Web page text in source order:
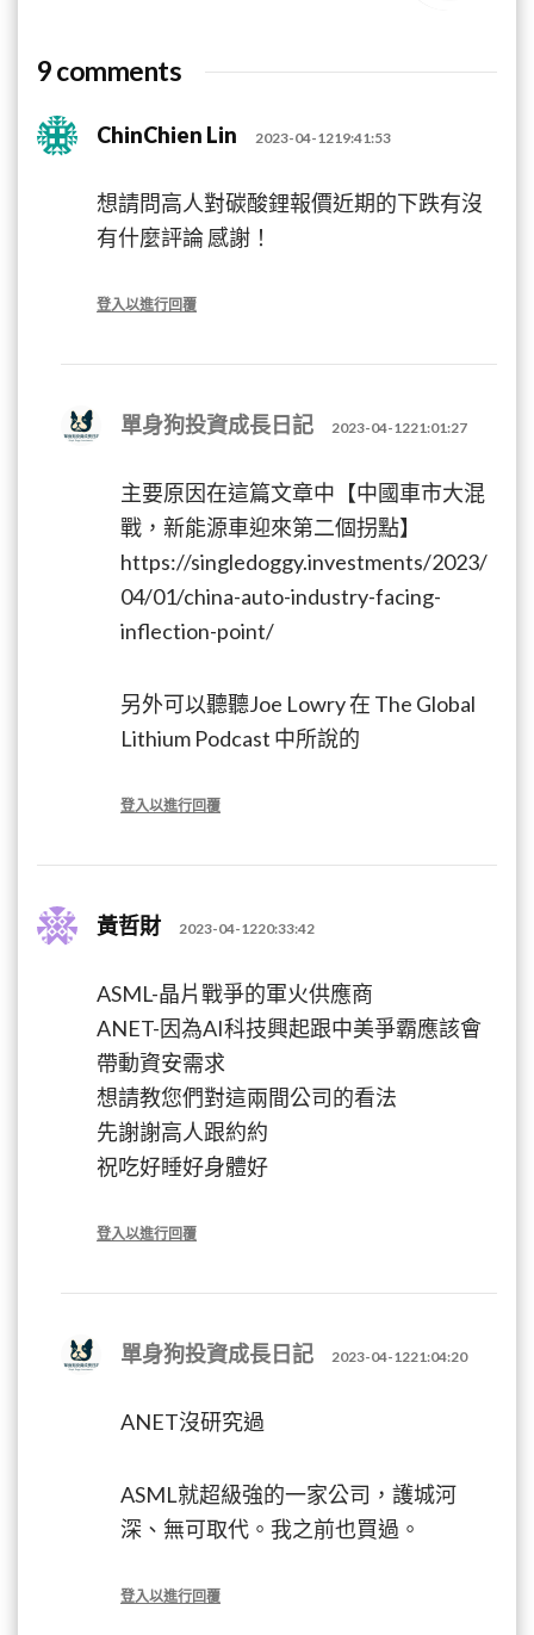
9 comments
ChinChien Lin 2023-04-1219:41:53
想請問高人對碳酸鋰報價近期的下跌有沒
有什麼評論 感謝！
登入以進行回覆
單身狗投資成長日記 2023-04-1221:01:27
主要原因在這篇文章中【中國車市大混
戰，新能源車迎來第二個拐點】
https://singledoggy.investments/2023/
04/01/china-auto-industry-facing-
inflection-point/
另外可以聽聽Joe Lowry 在 The Global
Lithium Podcast 中所說的
登入以進行回覆
黃哲財 2023-04-1220:33:42
ASML-晶片戰爭的軍火供應商
ANET-因為AI科技興起跟中美爭霸應該會
帶動資安需求
想請教您們對這兩間公司的看法
先謝謝高人跟約約
祝吃好睡好身體好
登入以進行回覆
單身狗投資成長日記 2023-04-1221:04:20
ANET沒研究過
ASML就超級強的一家公司，護城河
深、無可取代。我之前也買過。
登入以進行回覆